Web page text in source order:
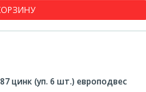
цинк (уп. 6 шт.) европодвес